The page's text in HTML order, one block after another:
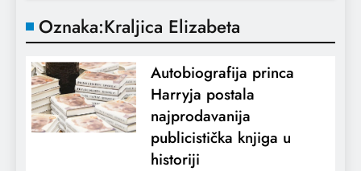
Oznaka:Kraljica Elizabeta
Autobiografija princa
Harryja postala
najprodavanija
publicistička knjiga u
historiji